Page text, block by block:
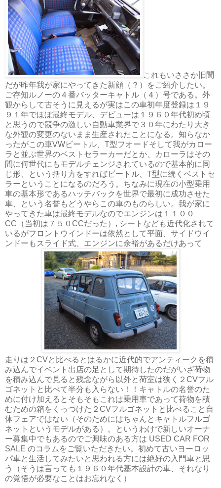
これもいささか旧聞
だが昨年我が家にやってきた新顔（？）をご紹介したい。
ご存知ルノーの４番バッターキャトル（４）号である。外
観からして古そうに見えるが実はこの車初年度登録は１９
９１年でほぼ最終モデル、デビューは１９６０年代初め頃
と思うので競争の激しい自動車業界で３０年にわたり大き
な外観の変更のないまま生産されたことになる。知らなか
ったがこの車VWビートル、T型フオードそして我がカロー
ラと並ぶ世界のベストセラーカーだとか、カローラはその
間に何世代にもモデルチェンジされているので基本的に同
じ形、という括り方をすればビートル、T型に続くベストセ
ラーということになるのだろう。ちなみに現在の小型乗用
車の基本形であるハッチバックを世界で最初に成功させた
車、という名誉もどうやらこの車のものらしい。我が家に
やってきた車は最終モデルなのでエンジンは１１００
CC（当初は７５０CCだった）, シートなども近代化されて
いるがフロントウインドーは依然として平面、サイドウイ
ンドーもスライド式、エンジンに余裕があるだけあって
走りは２CVと比べるとはるかに近代的でアンティークを積
み込んでイベント出店の足として期待したのだがいざ荷物
を積み込んで見ると残念ながら以外と荷室は狭く２CVフル
ゴネットと比べて半分も入らない！！キャトルの名誉のた
めに付け加えるとそもそもこれは乗用車であって荷物を積
むための箱をくっつけた２CVフルゴネットと比べること自
体フェアではない（そのためにはちゃんとキャトルフルゴ
ネットというモデルがある）。というわけで新しいオーナ
ー募集中でもあるのでご興味のある方は USED CAR FOR
SALE のコラムをご覧いただきたい。初めて古いヨーロッ
パ車と生活してみたいと思われる方には絶好の入門車と思
う（そうは言っても１９６０年代基本設計の車、それなり
の覚悟が必要なことはお忘れなく）